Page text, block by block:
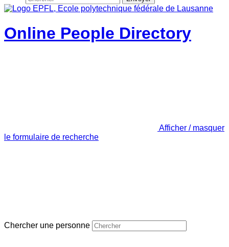
Online People Directory
Afficher / masquer
le formulaire de recherche
Chercher une personne